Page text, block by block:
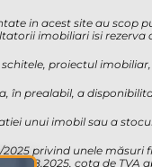
in acest site au scop
imobiliari isi
proiectul
în prealabil, a
unui imobil sau a
privind unele
01.08.2025, cota de